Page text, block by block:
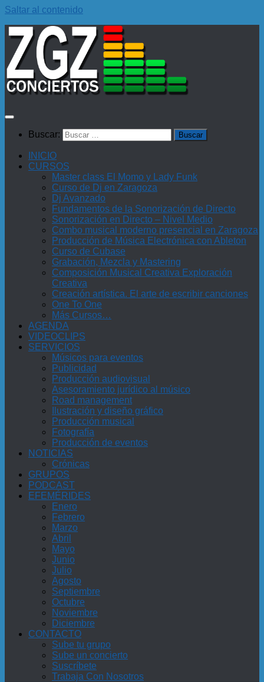
Saltar al contenido
Buscar:
INICIO
CURSOS
Master class El Momo y Lady Funk
Curso de Dj en Zaragoza
Dj Avanzado
Fundamentos de la Sonorización de Directo
Sonorización en Directo – Nivel Medio
Combo musical moderno presencial en Zaragoza
Producción de Música Electrónica con Ableton
Curso de Cubase
Grabación, Mezcla y Mastering
Composición Musical Creativa Exploración
Creativa
Creación artística. El arte de escribir canciones
One To One
Más Cursos…
AGENDA
VIDEOCLIPS
SERVICIOS
Músicos para eventos
Publicidad
Producción audiovisual
Asesoramiento jurídico al músico
Road management
Ilustración y diseño gráfico
Producción musical
Fotografía
Producción de eventos
NOTICIAS
Crónicas
GRUPOS
PODCAST
EFEMÉRIDES
Enero
Febrero
Marzo
Abril
Mayo
Junio
Julio
Agosto
Septiembre
Octubre
Noviembre
Diciembre
CONTACTO
Sube tu grupo
Sube un concierto
Suscríbete
Trabaja Con Nosotros